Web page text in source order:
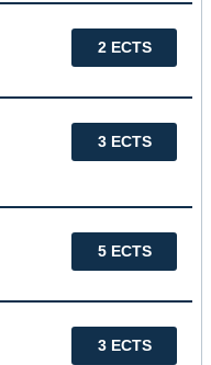
2 ECTS
3 ECTS
5 ECTS
3 ECTS